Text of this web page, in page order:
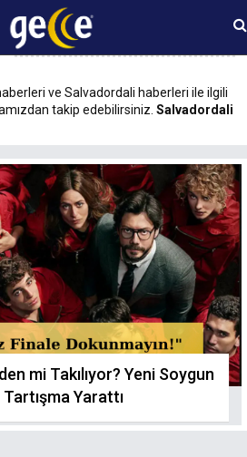
Cuma 19:13
ve Salvadordali haberleri ile ilgili
takip edebilirsiniz. Salvadordali
mi Takılıyor? Yeni Soygun
Tartışma Yarattı